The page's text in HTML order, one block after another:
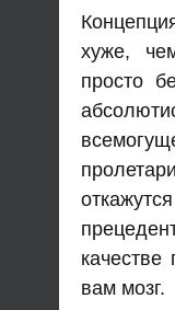
хуже,
просто
качестве
вам мозг.